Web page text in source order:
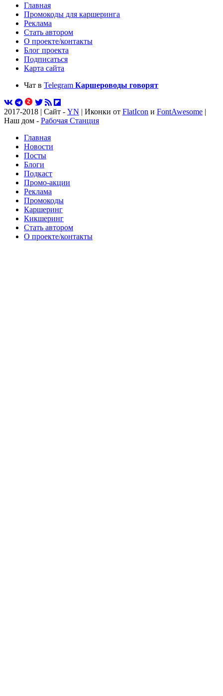
Главная
Промокоды для каршеринга
Реклама
Стать автором
О проекте/контакты
Блог проекта
Подписаться
Карта сайта
Чат в Telegram Каршероводы говорят
2017-2018 | Сайт - YN | Иконки от FlatIcon и FontAwesome |
Наш дом - Рабочая Станция
Главная
Новости
Посты
Блоги
Подкаст
Промо-акции
Реклама
Промокоды
Каршеринг
Кикшеринг
Стать автором
О проекте/контакты